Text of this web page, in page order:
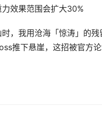
效果范围会扩大30%
，我用沧海「惊涛」的
推下悬崖，这招被官方